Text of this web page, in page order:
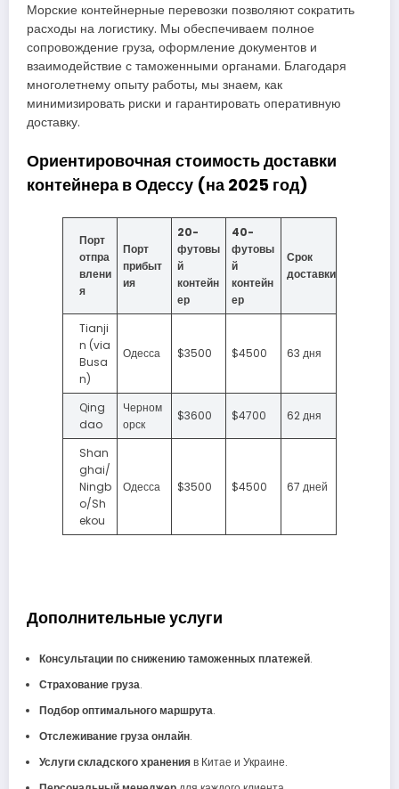
Морские контейнерные перевозки позволяют сократить
расходы на логистику. Мы обеспечиваем полное
сопровождение груза, оформление документов и
взаимодействие с таможенными органами. Благодаря
многолетнему опыту работы, мы знаем, как
минимизировать риски и гарантировать оперативную
доставку.
Ориентировочная стоимость доставки
контейнера в Одессу (на 2025 год)
Порт
отпра
влени
я
Порт
прибыт
ия
20-
футовы
й
контейн
ер
40-
футовы
й
контейн
ер
Срок
доставки
Tianji
n (via
Busa
n)
Одесса $3500 $4500 63 дня
Qing
dao
Черном
орск
$3600 $4700 62 дня
Shan
ghai/
Ningb
o/Sh
ekou
Одесса $3500 $4500 67 дней
Дополнительные услуги
Консультации по снижению таможенных платежей.
Страхование груза.
Подбор оптимального маршрута.
Отслеживание груза онлайн.
Услуги складского храненияв Китае и Украине.